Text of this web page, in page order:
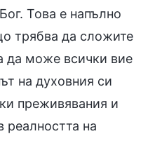
Това е напълно
трябва да сложите
да може всички вие
на духовния си
преживявания и
реалността на